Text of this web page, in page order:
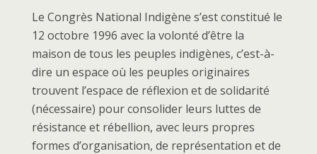
Le Congrès National Indigène s’est constitué le
12 octobre 1996 avec la volonté d’être la
maison de tous les peuples indigènes, c’est-à-
dire un espace où les peuples originaires
trouvent l’espace de réflexion et de solidarité
(nécessaire) pour consolider leurs luttes de
résistance et rébellion, avec leurs propres
formes d’organisation, de représentation et de